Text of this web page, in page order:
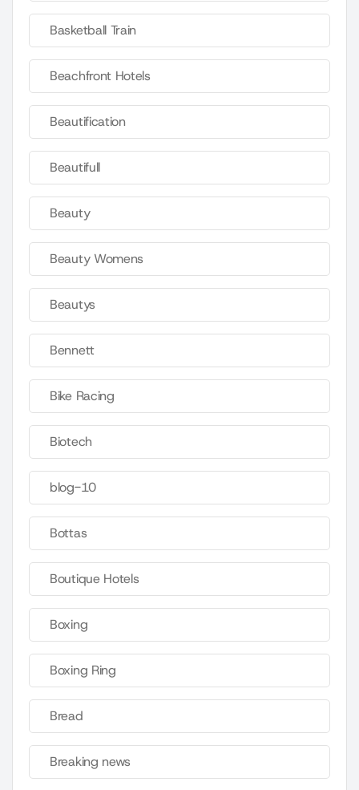
Basketball Train
Beachfront Hotels
Beautification
Beautifull
Beauty
Beauty Womens
Beautys
Bennett
Bike Racing
Biotech
blog-10
Bottas
Boutique Hotels
Boxing
Boxing Ring
Bread
Breaking news